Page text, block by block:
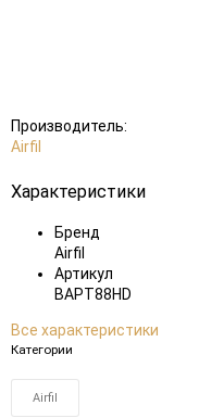
Производитель:
Airfil
Характеристики
Бренд
Airfil
Артикул
BAPT88HD
Все характеристики
Категории
Airfil